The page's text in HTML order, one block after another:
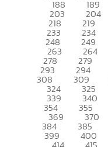
188 189
203 204
218 219
233 234
248 249
263 264
278 279
293 294
308 309
324 325
339 340
354 355
369 370
384 385
399 400